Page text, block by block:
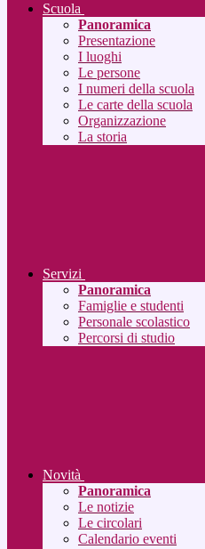
Scuola
Panoramica
Presentazione
I luoghi
Le persone
I numeri della scuola
Le carte della scuola
Organizzazione
La storia
Servizi
Panoramica
Famiglie e studenti
Personale scolastico
Percorsi di studio
Novità
Panoramica
Le notizie
Le circolari
Calendario eventi